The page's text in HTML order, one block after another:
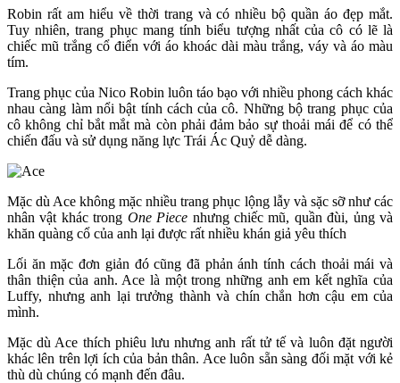
Robin rất am hiểu về thời trang và có nhiều bộ quần áo đẹp mắt.
Tuy nhiên, trang phục mang tính biểu tượng nhất của cô có lẽ là
chiếc mũ trắng cổ điển với áo khoác dài màu trắng, váy và áo màu
tím.
Trang phục của Nico Robin luôn táo bạo với nhiều phong cách khác
nhau càng làm nổi bật tính cách của cô. Những bộ trang phục của
cô không chỉ bắt mắt mà còn phải đảm bảo sự thoải mái để có thể
chiến đấu và sử dụng năng lực Trái Ác Quỷ dễ dàng.
Mặc dù Ace không mặc nhiều trang phục lộng lẫy và sặc sỡ như các
nhân vật khác trong One Piece nhưng chiếc mũ, quần đùi, ủng và
khăn quàng cổ của anh lại được rất nhiều khán giả yêu thích
Lối ăn mặc đơn giản đó cũng đã phản ánh tính cách thoải mái và
thân thiện của anh. Ace là một trong những anh em kết nghĩa của
Luffy, nhưng anh lại trưởng thành và chín chắn hơn cậu em của
mình.
Mặc dù Ace thích phiêu lưu nhưng anh rất tử tế và luôn đặt người
khác lên trên lợi ích của bản thân. Ace luôn sẵn sàng đối mặt với kẻ
thù dù chúng có mạnh đến đâu.